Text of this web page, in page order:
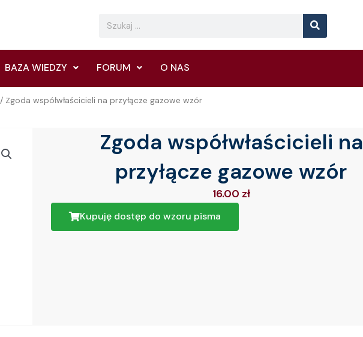
Search Search
BAZA WIEDZY FORUM O NAS
/ Zgoda współwłaścicieli na przyłącze gazowe wzór
Zgoda współwłaścicieli na
przyłącze gazowe wzór
16.00 zł
Kupuję dostęp do wzoru pisma